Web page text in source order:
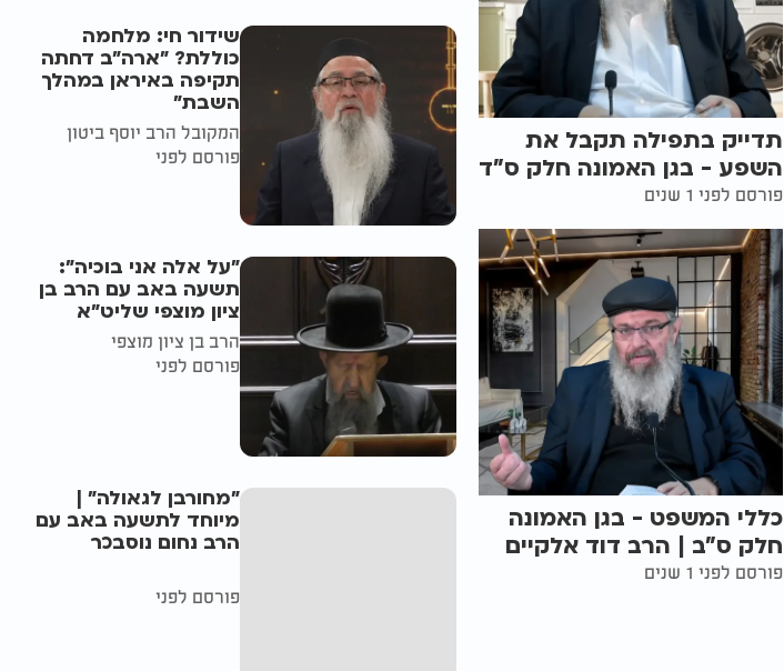
תדייק בתפילה תקבל את
השפע - בגן האמונה חלק ס"ד
פורסם לפני 1 שנים
כללי המשפט - בגן האמונה
חלק ס"ב | הרב דוד אלקיים
פורסם לפני 1 שנים
שידור חי: מלחמה
כוללת? ״ארה"ב דחתה
תקיפה באיראן במהלך
השבת״
המקובל הרב יוסף ביטון
פורסם לפני
"על אלה אני בוכיה":
תשעה באב עם הרב בן
ציון מוצפי שליט"א
הרב בן ציון מוצפי
פורסם לפני
"מחורבן לגאולה" |
מיוחד לתשעה באב עם
הרב נחום נוסבכר
פורסם לפני